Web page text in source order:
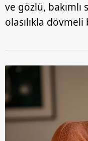
ve gözlü, bakımlı
olasılıkla